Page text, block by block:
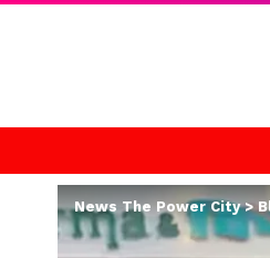
News The Power City>